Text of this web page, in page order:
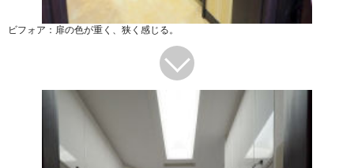
ビフォア：扉の色が重く、狭く感じる。